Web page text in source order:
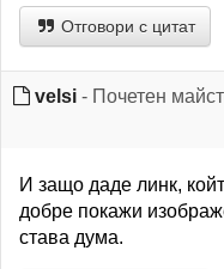
Отговори с цитат
velsi - Почетен
И защо даде линк,
добре покажи
става дума.